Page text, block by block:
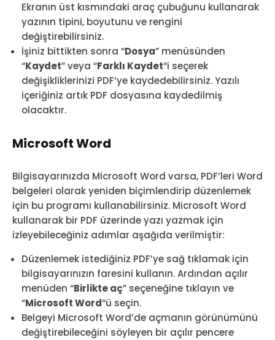
Ekranın üst kısmındaki araç çubuğunu kullanarak
yazının tipini, boyutunu ve rengini
değiştirebilirsiniz.
İşiniz bittikten sonra “Dosya” menüsünden
“Kaydet” veya “Farklı Kaydet“i seçerek
değişikliklerinizi PDF’ye kaydedebilirsiniz. Yazılı
içeriğiniz artık PDF dosyasına kaydedilmiş
olacaktır.
Microsoft Word
Bilgisayarınızda Microsoft Word varsa, PDF’leri Word
belgeleri olarak yeniden biçimlendirip düzenlemek
için bu programı kullanabilirsiniz. Microsoft Word
kullanarak bir PDF üzerinde yazı yazmak için
izleyebileceğiniz adımlar aşağıda verilmiştir:
Düzenlemek istediğiniz PDF’ye sağ tıklamak için
bilgisayarınızın faresini kullanın. Ardından açılır
menüden “Birlikte aç” seçeneğine tıklayın ve
“Microsoft Word“ü seçin.
Belgeyi Microsoft Word’de açmanın görünümünü
değiştirebileceğini söyleyen bir açılır pencere